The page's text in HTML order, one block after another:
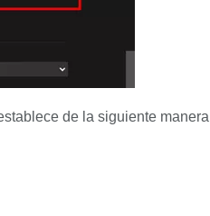
de la siguiente